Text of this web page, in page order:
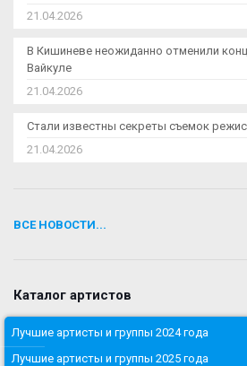
21.04.2026
В Кишиневе неожиданно отменили
Вайкуле
21.04.2026
Стали известны секреты съемок
21.04.2026
ВСЕ НОВОСТИ...
Каталог артистов
Лучшие артисты и группы 2024 года
Лучшие артисты и группы 2025 года